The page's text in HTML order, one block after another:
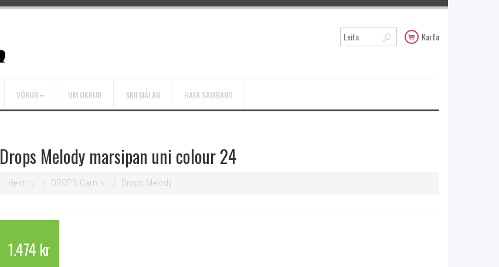
Karfa
VÖRUR UM OKKUR SKILMÁLAR HAFA SAMBAND
Drops Melody marsipan uni colour 24
Heim DROPS Garn Drops Melody
1.474 kr